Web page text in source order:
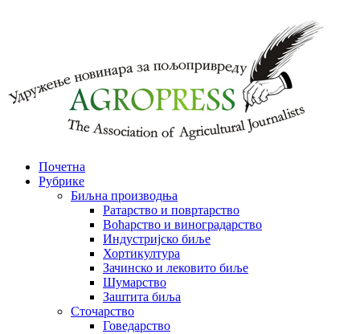
Почетна
Рубрике
Биљна производња
Ратарство и повртарство
Воћарство и виноградарство
Индустријско биље
Хортикултура
Зачинско и лековито биље
Шумарство
Заштита биља
Сточарство
Говедарство